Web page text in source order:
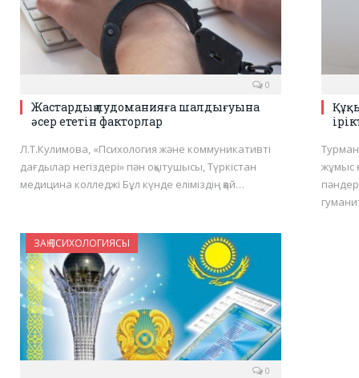
0
Жастардың лудоманияға шалдығуына
әсер ететін факторлар
Л.Т.Кулимова, «Психология және коммуникативті
дағдылар негіздері» пән оқытушысы, Түркістан
медицина колледжі Бұл күнде еліміздің қай…
жұмыс
ЗАҢ ПСИХОЛОГИЯСЫ
0